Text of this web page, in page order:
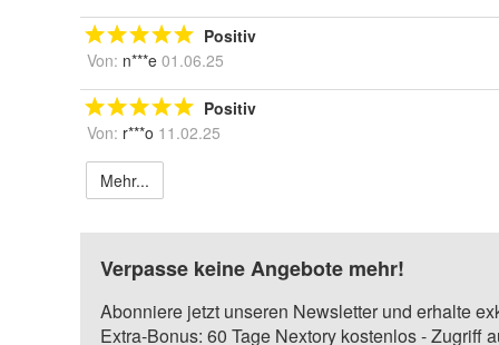
Positiv
Von: n***e 01.06.25
Positiv
Von: r***o 11.02.25
Mehr...
Verpasse keine Angebote mehr!
Abonniere jetzt unseren Newsletter und erhalte
Extra-Bonus: 60 Tage Nextory kostenlos - Zugriff